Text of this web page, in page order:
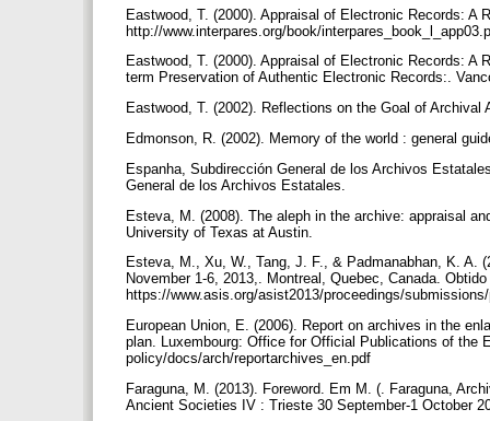
Eastwood, T. (2000). Appraisal of Electronic Records: A
http://www.interpares.org/book/
Eastwood, T. (2000). Appraisal of Electronic Records:
term Preservation of Authentic Electronic Records:.
Eastwood, T. (2002). Reflections on the Goal of
Edmonson, R. (2002). Memory of the world : general
Espanha, Subdirección General de los Archivos
General de los Archivos Estatales.
Esteva, M. (2008). The aleph in the archive: appraisal
University of Texas at Austin.
Esteva, M., Xu, W., Tang, J. F., & Padmanabhan, K. A.
November 1-6, 2013,. Montreal, Quebec, Canada. Obtido
https://www.asis.org/asist2013/proceedings/
European Union, E. (2006). Report on archives in the
plan. Luxembourg: Office for Official Publications of the
policy/docs/arch/reportarchives_en.pdf
Faraguna, M. (2013). Foreword. Em M. (. Faraguna,
Ancient Societies IV : Trieste 30 September-1 October